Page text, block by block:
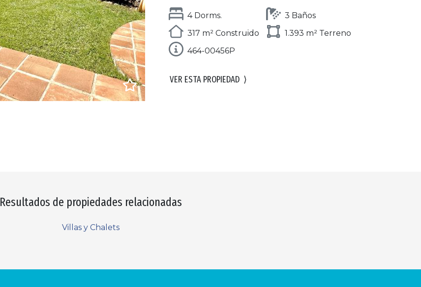
4 Dorms.
3 Baños
317 m² Construido
1.393 m² Terreno
464-00456P
VER ESTA PROPIEDAD ⟩
Resultados de propiedades relacionadas
Villas y Chalets